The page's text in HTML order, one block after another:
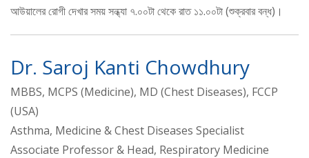
আউয়ালের রোগী দেখার সময় সন্ধ্যা ৭.০০টা থেকে রাত ১১.০০টা (শুক্রবার বন্ধ)।
Dr. Saroj Kanti Chowdhury
MBBS, MCPS (Medicine), MD (Chest Diseases), FCCP
(USA)
Asthma, Medicine & Chest Diseases Specialist
Associate Professor & Head, Respiratory Medicine